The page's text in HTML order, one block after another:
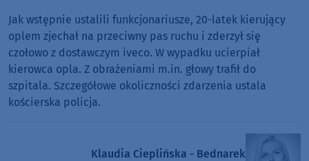
Jak wstępnie ustalili funkcjonariusze, 20-latek kierujący
oplem zjechał na przeciwny pas ruchu i zderzył się
czołowo z dostawczym iveco. W wypadku ucierpiał
kierowca opla. Z obrażeniami m.in. głowy trafił do
szpitala. Szczegółowe okoliczności zdarzenia ustala
kościerska policja.
Klaudia Cieplińska - Bednarek